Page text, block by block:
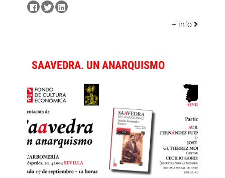
+ info
SAAVEDRA. UN ANARQUISMO